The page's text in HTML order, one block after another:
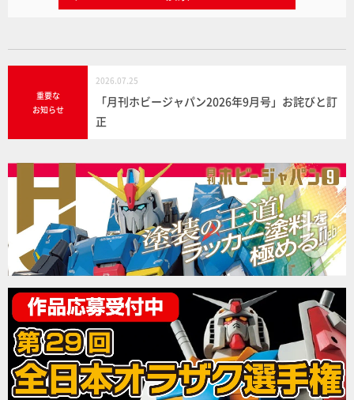
重要な
お知らせ
2026.07.25
「月刊ホビージャパン2026年9月号」お詫びと訂
正